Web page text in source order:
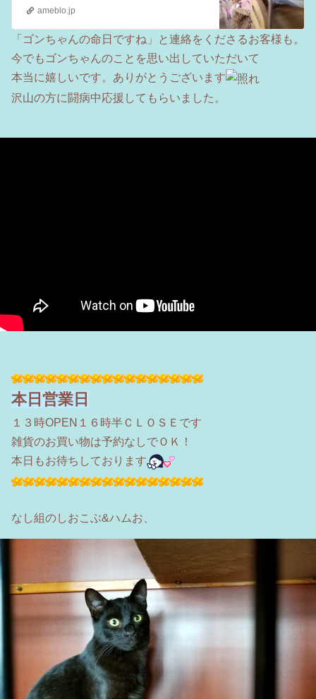
ameblo.jp
「ゴンちゃんの命日ですね」と連絡をくださるお客様も。
今でもゴンちゃんのことを思い出していただいて
本当に嬉しいです。ありがとうございます
沢山の方に闘病中応援してもらいました。
本日営業日
１３時OPEN１６時半ＣＬＯＳＥです
雑貨のお買い物は予約なしでＯＫ！
本日もお待ちしております
なし組のしおこぶ&ハムお、